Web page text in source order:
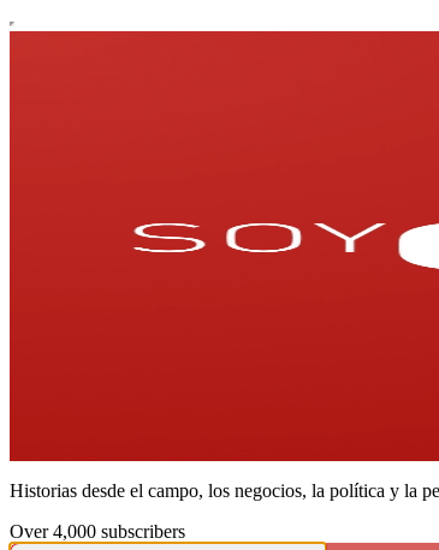
Historias desde el campo, los negocios, la política y la
Over 4,000 subscribers